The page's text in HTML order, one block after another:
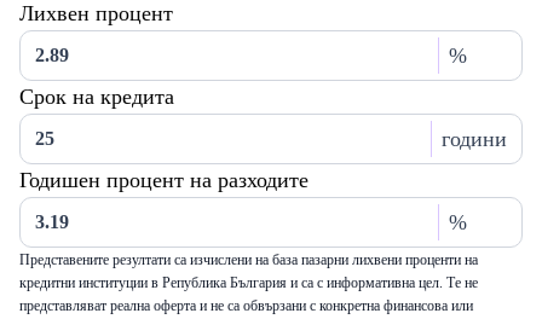
Лихвен процент
%
Срок на кредита
години
Годишен процент на разходите
%
Представените резултати са изчислени на база пазарни лихвени проценти на
кредитни институции в Република България и са с информативна цел. Те не
представляват реална оферта и не са обвързани с конкретна финансова или